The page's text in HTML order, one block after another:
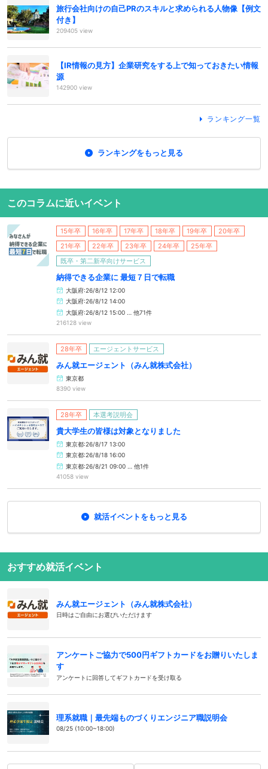
旅行会社向けの自己PRのスキルと求められる人物像【例文
付き】
209405 view
【IR情報の見方】企業研究をする上で知っておきたい情報
源
142900 view
ランキング一覧
ランキングをもっと見る
このコラムに近いイベント
15年卒 16年卒 17年卒 18年卒 19年卒
20年卒
21年卒
22年卒 23年卒 24年卒
25年卒
既卒・第二新卒向けサービス
納得できる企業に 最短７日で転職
大阪府:26/8/12 12:00
大阪府:26/8/12 14:00
大阪府:26/8/12 15:00 … 他71件
216128 view
28年卒 エージェントサービス
みん就エージェント（みん就株式会社）
東京都
8390 view
28年卒 本選考説明会
貴大学生の皆様は対象となりました
東京都:26/8/17 13:00
東京都:26/8/18 16:00
東京都:26/8/21 09:00 … 他1件
41058 view
就活イベントをもっと見る
おすすめ就活イベント
みん就エージェント（みん就株式会社）
日時はご自由にお選びいただけます
アンケートご協力で500円ギフトカードをお贈りいたしま
す
アンケートに回答してギフトカードを受け取る
理系就職｜最先端ものづくりエンジニア職説明会
08/25 (10:00~18:00)